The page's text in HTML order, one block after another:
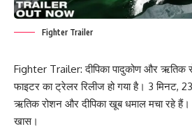
Fighter Trailer
Fighter Trailer: दीपिका पादुकोण और ऋतिक
फाइटर का ट्रेलर रिलीज हो गया है। 3
ऋतिक रोशन और दीपिका खूब धमाल मचा रहे हैं।
खास।